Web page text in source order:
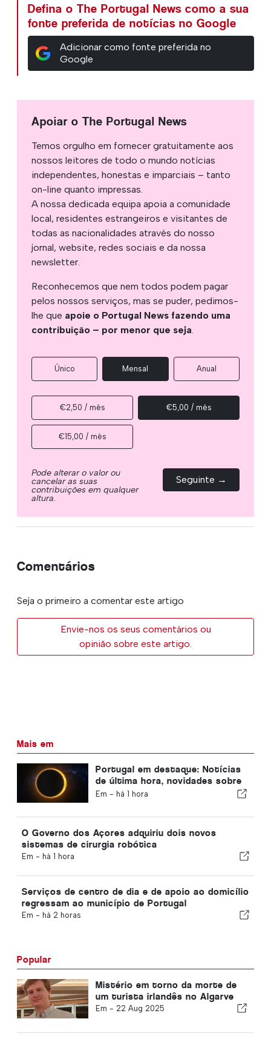
Defina o The Portugal News como a sua
fonte preferida de notícias no Google
Adicionar como fonte preferida no
Google
Apoiar o The Portugal News
Temos orgulho em fornecer gratuitamente aos
nossos leitores de todo o mundo notícias
independentes, honestas e imparciais – tanto
on-line quanto impressas.
A nossa dedicada equipa apoia a comunidade
local, residentes estrangeiros e visitantes de
todas as nacionalidades através do nosso
jornal, website, redes sociais e da nossa
newsletter.
Reconhecemos que nem todos podem pagar
pelos nossos serviços, mas se puder, pedimos-
lhe que apoie o Portugal News fazendo uma
contribuição – por menor que seja.
Único Mensal Anual
€2,50 / mês €5,00 / mês
€15,00 / mês
Pode alterar o valor ou
cancelar as suas
contribuições em qualquer
altura.
Seguinte →
Comentários
Seja o primeiro a comentar este artigo
Envie-nos os seus comentários ou
opinião sobre este artigo.
Mais em
Portugal em destaque: Notícias
de última hora, novidades sobre
viagens e as principais notícias
Em - há 1 hora
O Governo dos Açores adquiriu dois novos
sistemas de cirurgia robótica
Em - há 1 hora
Serviços de centro de dia e de apoio ao domicílio
regressam ao município de Portugal
Em - há 2 horas
Popular
Mistério em torno da morte de
um turista irlandês no Algarve
Em - 22 Aug 2025